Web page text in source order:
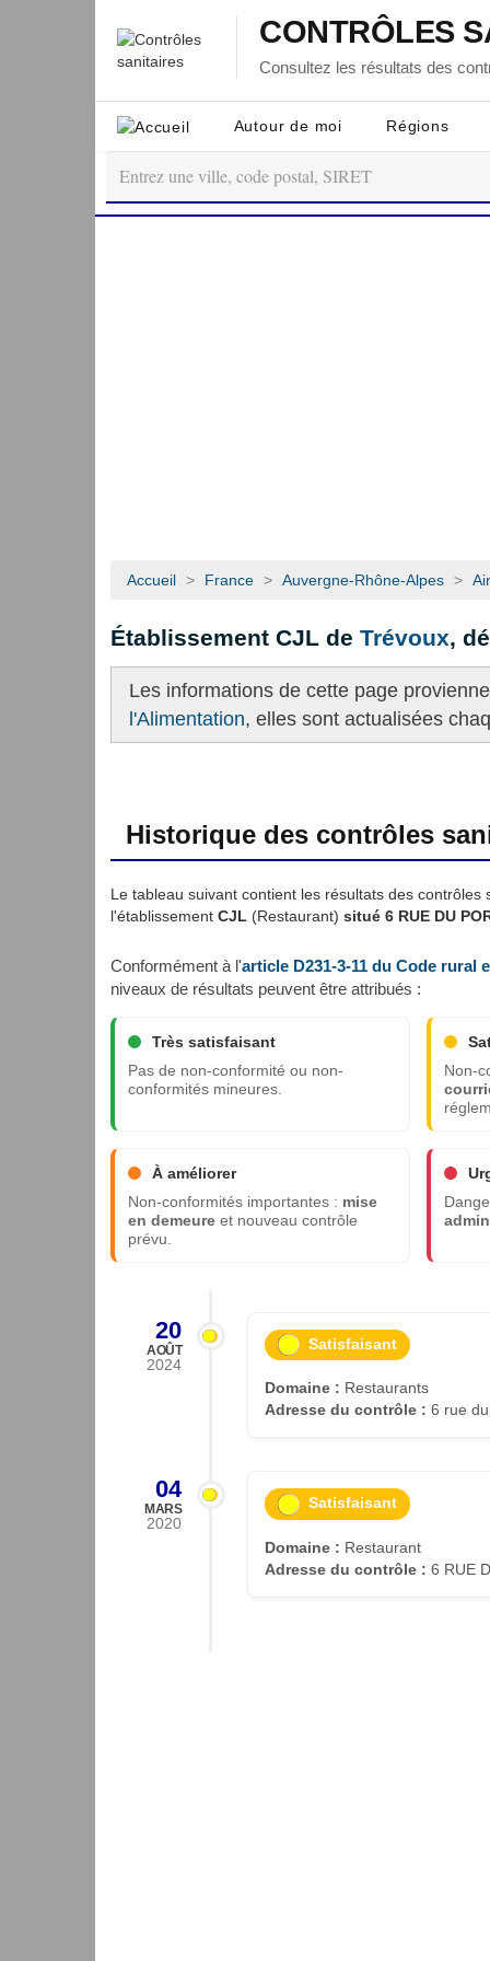
CONTRÔLES
Consultez les résultats des
Autour de moi Régions
Accueil > France > Auvergne-Rhône-Alpes >
Établissement CJL de Trévoux,
Les informations de cette page
l'Alimentation, elles sont actualisées
Historique des contrôles
Le tableau suivant contient les résultats des contrôles
l'établissement CJL (Restaurant) situé 6 RUE DU
Conformément à l'article D231-3-11 du Code rural
niveaux de résultats peuvent être attribués :
Très satisfaisant
Pas de non-conformité ou non-
conformités mineures.
Non-
À améliorer
Non-conformités importantes : mise
en demeure et nouveau contrôle
prévu.
20
AOÛT
2024
Satisfaisant
Domaine : Restaurants
Adresse du contrôle : 6 rue
04
MARS
2020
Satisfaisant
Domaine : Restaurant
Adresse du contrôle : 6 RUE